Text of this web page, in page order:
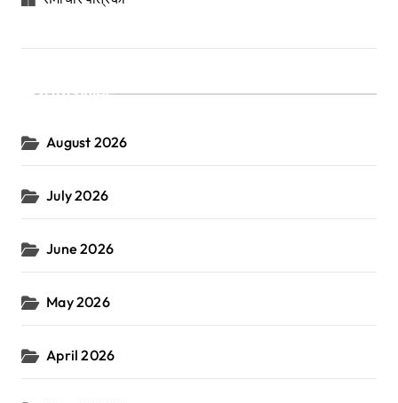
Archives
August 2026
July 2026
June 2026
May 2026
April 2026